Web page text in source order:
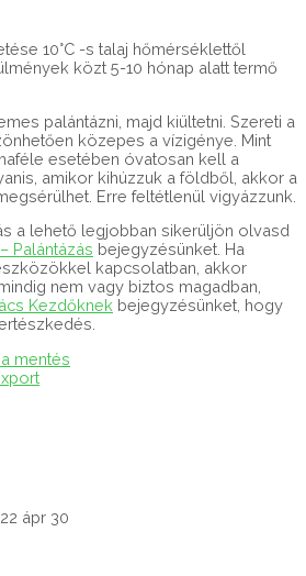
10°C -s talaj hőmérséklettől
közt 5-10 hónap alatt termő
palántázni, majd kiültetni. Szereti a
közepes a vízigénye. Mint
esetében óvatosan kell a
amikor kihúzzuk a földből, akkor a
Erre feltétlenül vigyázzunk.
a lehető legjobban sikerüljön olvasd
Palántázás bejegyzésünket. Ha
kapcsolatban, akkor
mindig nem vagy biztos magadban,
Kezdőknek bejegyzésünket, hogy
mentés
ápr 30